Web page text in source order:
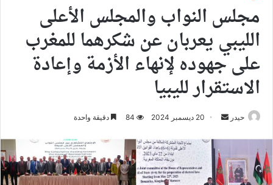
مجلس النواب والمجلس الأعلى
الليبي يعربان عن شكرهما للمغرب
على جهوده لإنهاء الأزمة وإعادة
الاستقرار لليبيا
حيدر
أرسل
إلكترونيا
20 ديسمبر 2024 84 دقيقة واحدة